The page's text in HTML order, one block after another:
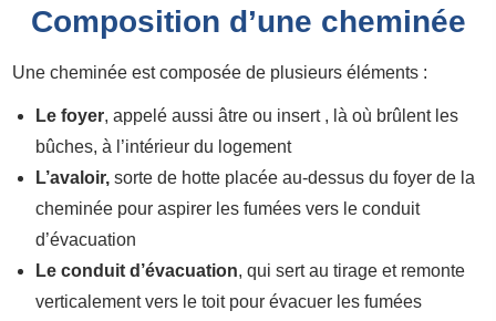
Composition d’une cheminée
Une cheminée est composée de plusieurs éléments :
Le foyer, appelé aussi âtre ou insert , là où brûlent les
bûches, à l’intérieur du logement
L’avaloir, sorte de hotte placée au-dessus du foyer de la
cheminée pour aspirer les fumées vers le conduit
d’évacuation
Le conduit d’évacuation, qui sert au tirage et remonte
verticalement vers le toit pour évacuer les fumées